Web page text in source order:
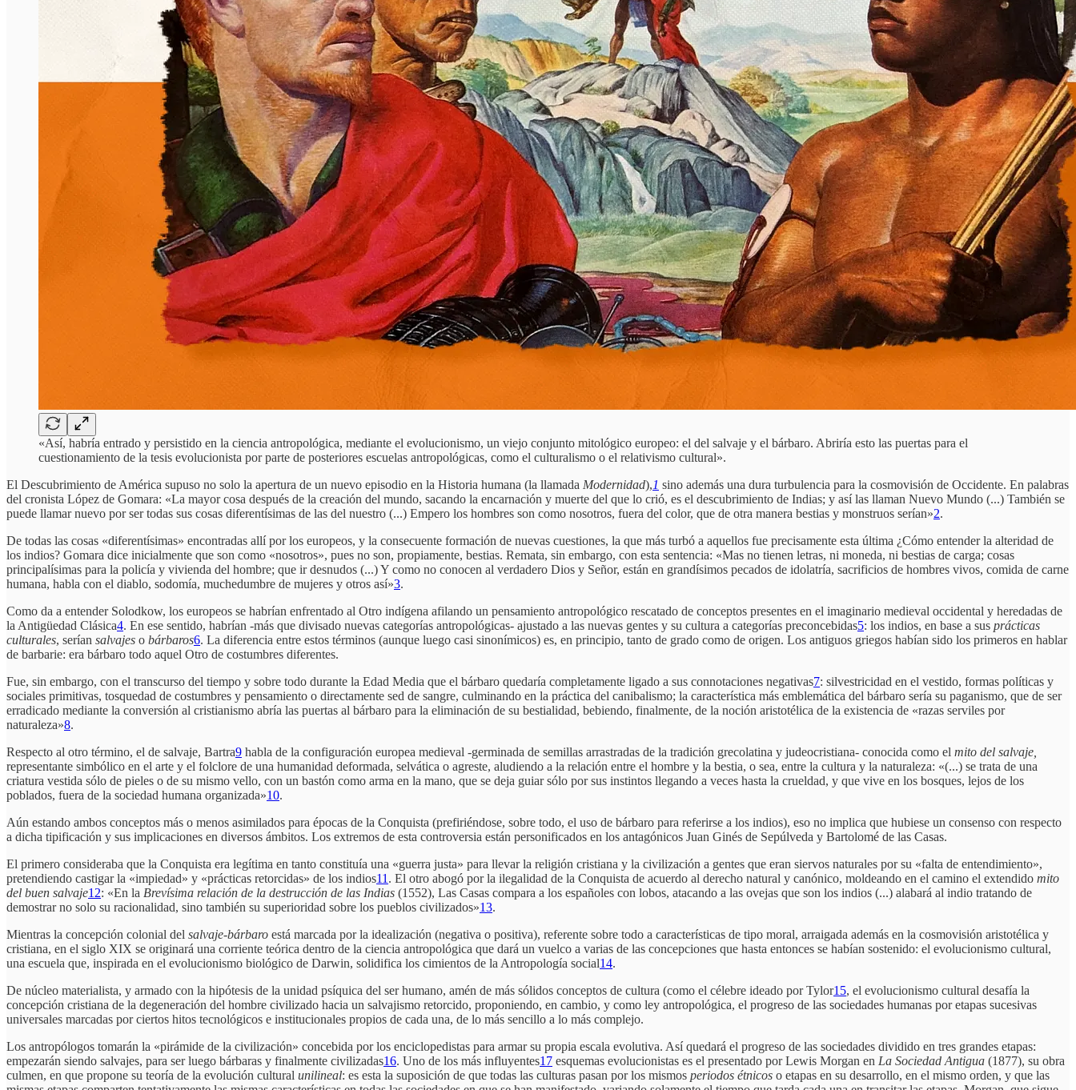
«Así, habría entrado y persistido en la ciencia antropológica, mediante el evolucionismo, un viejo conjunto mitológico europeo: el del salvaje y el bárbaro. Abriría esto las puertas para el
cuestionamiento de la tesis evolucionista por parte de posteriores escuelas antropológicas, como el culturalismo o el relativismo cultural».
El Descubrimiento de América supuso no solo la apertura de un nuevo episodio en la Historia humana (la llamada Modernidad),1 sino además una dura turbulencia para la cosmovisión de Occidente. En palabras
del cronista López de Gomara: «La mayor cosa después de la creación del mundo, sacando la encarnación y muerte del que lo crió, es el descubrimiento de Indias; y así las llaman Nuevo Mundo (...) También se
puede llamar nuevo por ser todas sus cosas diferentísimas de las del nuestro (...) Empero los hombres son como nosotros, fuera del color, que de otra manera bestias y monstruos serían»2.
De todas las cosas «diferentísimas» encontradas allí por los europeos, y la consecuente formación de nuevas cuestiones, la que más turbó a aquellos fue precisamente esta última ¿Cómo entender la alteridad de
los indios? Gomara dice inicialmente que son como «nosotros», pues no son, propiamente, bestias. Remata, sin embargo, con esta sentencia: «Mas no tienen letras, ni moneda, ni bestias de carga; cosas
principalísimas para la policía y vivienda del hombre; que ir desnudos (...) Y como no conocen al verdadero Dios y Señor, están en grandísimos pecados de idolatría, sacrificios de hombres vivos, comida de carne
humana, habla con el diablo, sodomía, muchedumbre de mujeres y otros así»3.
Como da a entender Solodkow, los europeos se habrían enfrentado al Otro indígena afilando un pensamiento antropológico rescatado de conceptos presentes en el imaginario medieval occidental y heredadas de
la Antigüedad Clásica4. En ese sentido, habrían -más que divisado nuevas categorías antropológicas- ajustado a las nuevas gentes y su cultura a categorías preconcebidas5: los indios, en base a sus prácticas
culturales, serían salvajes o bárbaros6. La diferencia entre estos términos (aunque luego casi sinonímicos) es, en principio, tanto de grado como de origen. Los antiguos griegos habían sido los primeros en hablar
de barbarie: era bárbaro todo aquel Otro de costumbres diferentes.
Fue, sin embargo, con el transcurso del tiempo y sobre todo durante la Edad Media que el bárbaro quedaría completamente ligado a sus connotaciones negativas7: silvestricidad en el vestido, formas políticas y
sociales primitivas, tosquedad de costumbres y pensamiento o directamente sed de sangre, culminando en la práctica del canibalismo; la característica más emblemática del bárbaro sería su paganismo, que de ser
erradicado mediante la conversión al cristianismo abría las puertas al bárbaro para la eliminación de su bestialidad, bebiendo, finalmente, de la noción aristotélica de la existencia de «razas serviles por
naturaleza»8.
Respecto al otro término, el de salvaje, Bartra9 habla de la configuración europea medieval -germinada de semillas arrastradas de la tradición grecolatina y judeocristiana- conocida como el mito del salvaje,
representante simbólico en el arte y el folclore de una humanidad deformada, selvática o agreste, aludiendo a la relación entre el hombre y la bestia, o sea, entre la cultura y la naturaleza: «(...) se trata de una
criatura vestida sólo de pieles o de su mismo vello, con un bastón como arma en la mano, que se deja guiar sólo por sus instintos llegando a veces hasta la crueldad, y que vive en los bosques, lejos de los
poblados, fuera de la sociedad humana organizada»10.
Aún estando ambos conceptos más o menos asimilados para épocas de la Conquista (prefiriéndose, sobre todo, el uso de bárbaro para referirse a los indios), eso no implica que hubiese un consenso con respecto
a dicha tipificación y sus implicaciones en diversos ámbitos. Los extremos de esta controversia están personificados en los antagónicos Juan Ginés de Sepúlveda y Bartolomé de las Casas.
El primero consideraba que la Conquista era legítima en tanto constituía una «guerra justa» para llevar la religión cristiana y la civilización a gentes que eran siervos naturales por su «falta de entendimiento»,
pretendiendo castigar la «impiedad» y «prácticas retorcidas» de los indios11 . El otro abogó por la ilegalidad de la Conquista de acuerdo al derecho natural y canónico, moldeando en el camino el extendido mito
del buen salvaje12: «En la Brevísima relación de la destrucción de las Indias (1552), Las Casas compara a los españoles con lobos, atacando a las ovejas que son los indios (...) alabará al indio tratando de
demostrar no solo su racionalidad, sino también su superioridad sobre los pueblos civilizados»13.
Mientras la concepción colonial del salvaje-bárbaro está marcada por la idealización (negativa o positiva), referente sobre todo a características de tipo moral, arraigada además en la cosmovisión aristotélica y
cristiana, en el siglo XIX se originará una corriente teórica dentro de la ciencia antropológica que dará un vuelco a varias de las concepciones que hasta entonces se habían sostenido: el evolucionismo cultural,
una escuela que, inspirada en el evolucionismo biológico de Darwin, solidifica los cimientos de la Antropología social14.
De núcleo materialista, y armado con la hipótesis de la unidad psíquica del ser humano, amén de más sólidos conceptos de cultura (como el célebre ideado por Tylor15, el evolucionismo cultural desafía la
concepción cristiana de la degeneración del hombre civilizado hacia un salvajismo retorcido, proponiendo, en cambio, y como ley antropológica, el progreso de las sociedades humanas por etapas sucesivas
universales marcadas por ciertos hitos tecnológicos e institucionales propios de cada una, de lo más sencillo a lo más complejo.
Los antropólogos tomarán la «pirámide de la civilización» concebida por los enciclopedistas para armar su propia escala evolutiva. Así quedará el progreso de las sociedades dividido en tres grandes etapas:
empezarán siendo salvajes, para ser luego bárbaras y finalmente civilizadas16. Uno de los más influyentes17 esquemas evolucionistas es el presentado por Lewis Morgan en La Sociedad Antigua (1877), su obra
culmen, en que propone su teoría de la evolución cultural unilineal: es esta la suposición de que todas las culturas pasan por los mismos periodos étnicos o etapas en su desarrollo, en el mismo orden, y que las